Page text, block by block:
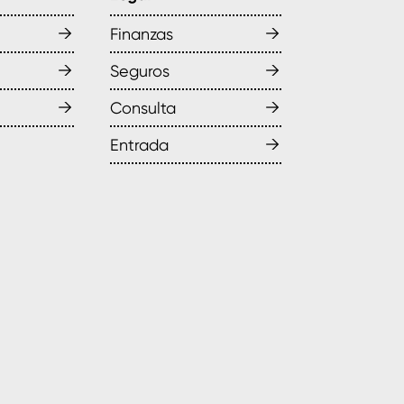
→
→
→
Finanzas →
Seguros →
Consulta →
Entrada →